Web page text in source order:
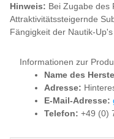
Hinweis: Bei Zugabe des
Attraktivitätssteigernde
Fängigkeit der Nautik-
Informationen zur
Name des
Adresse:
E-Mail-Adresse:
Telefon: +49 (0)